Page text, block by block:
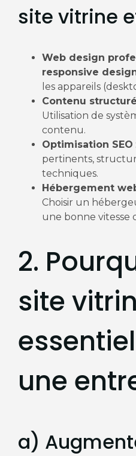
site vitrine
Web design
responsive
les appareils
Contenu
Utilisation de
contenu.
Optimisation SEO
pertinents,
techniques.
Hébergement
Choisir un
une bonne vitesse
2.
site
une
a)